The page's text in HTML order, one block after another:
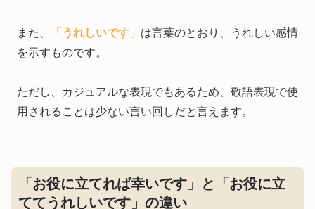
また、 「うれしいです」 は言葉のとおり、うれしい感情
を示すものです。
ただし、カジュアルな表現でもあるため、敬語表現で使
用されることは少ない言い回しだと言えます。
「お役に立てれば幸いです」と「お役に立
ててうれしいです」の違い